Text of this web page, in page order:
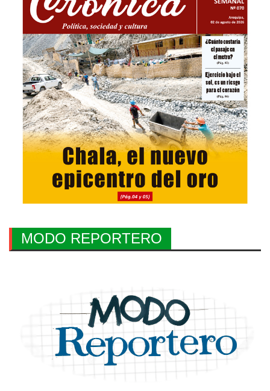
MODO REPORTERO